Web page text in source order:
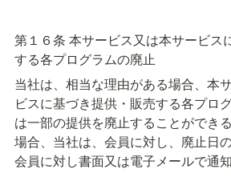
第１６条 本サービス又は本サービス
する各プログラムの廃止
当社は、相当な理由がある場合、本
ビスに基づき提供・販売する各プロ
は一部の提供を廃止することができ
場合、当社は、会員に対し、廃止日
会員に対し書面又は電子メールで通